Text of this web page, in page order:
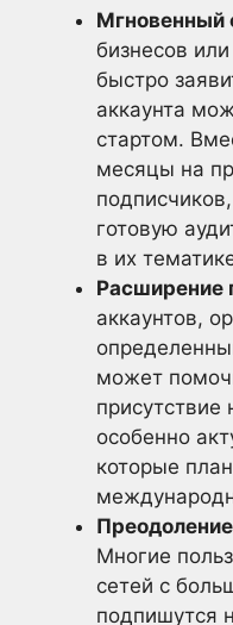
Мгновенный
бизнесов
быстро
аккаунта
стартом.
месяцы на
готовую
в их
Расширение
аккаунтов,
может
особенно
которые
Многие
сетей с
подпишутся